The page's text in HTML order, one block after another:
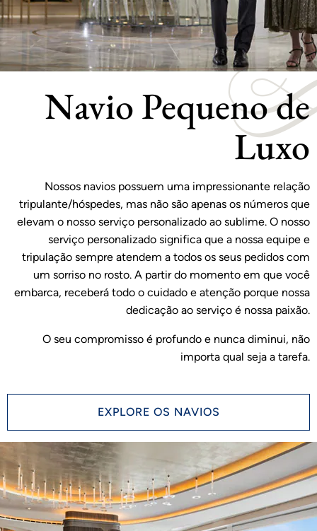
Navio Pequeno de
Luxo
Nossos navios possuem uma impressionante relação
tripulante/hóspedes, mas não são apenas os números que
elevam o nosso serviço personalizado ao sublime. O nosso
serviço personalizado significa que a nossa equipe e
tripulação sempre atendem a todos os seus pedidos com
um sorriso no rosto. A partir do momento em que você
embarca, receberá todo o cuidado e atenção porque nossa
dedicação ao serviço é nossa paixão.
O seu compromisso é profundo e nunca diminui, não
importa qual seja a tarefa.
EXPLORE OS NAVIOS